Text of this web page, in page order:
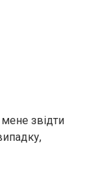
звідти